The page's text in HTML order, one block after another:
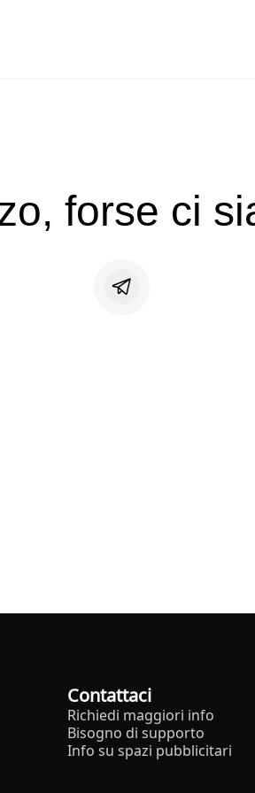
forse ci
Contattaci
Richiedi maggiori info
Bisogno di supporto
Info su spazi pubblicitari